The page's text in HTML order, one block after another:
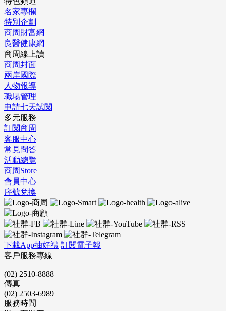
名家專欄
特別企劃
商周財富網
良醫健康網
商周線上讀
商周封面
兩岸國際
人物報導
職場管理
申請七天試閱
多元服務
訂閱商周
客服中心
常見問答
活動總覽
商周Store
會員中心
序號兌換
下載App抽好禮 訂閱電子報
客戶服務專線
(02) 2510-8888
傳真
(02) 2503-6989
服務時間